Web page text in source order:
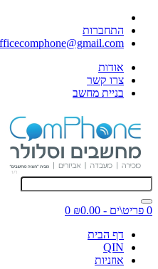
התחברות
אודות
צרו קשר
בניית מחשב
0 פריט\ים - ₪0.00
0
דף הבית
QIN
אוזניות